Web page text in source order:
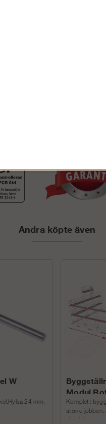
avser
angivna.
avser
enligt Arbetsmiljöverkets definition
kompletteras med sparklister &
arbete skall ställningen även
upp utan särskild behörighet.
vara uppbyggd av en
Andra köpte även
W
24 mm.
Modul
Komplett
större jobben.
aluminium p...